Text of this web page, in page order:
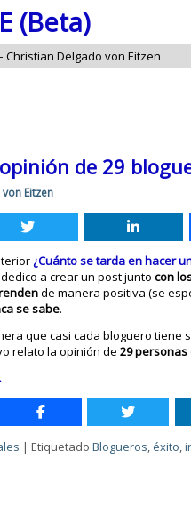
(Beta)
Christian Delgado von Eitzen
de 29
Eitzen
¿Cuánto se tarda en hacer
a crear un post juntocon
de manera positiva (se
se sabe.
que casi cada bloguero tiene
relato la opinión de29
|Etiquetado Blogueros, éxito,